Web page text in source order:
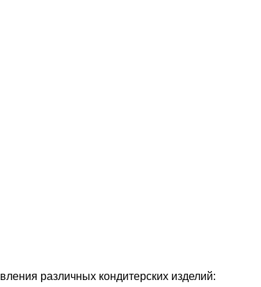
различных кондитерских изделий: